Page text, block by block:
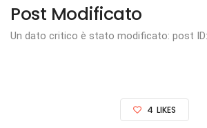
Post Modificato
Un dato critico è stato modificato: post
4 LIKES